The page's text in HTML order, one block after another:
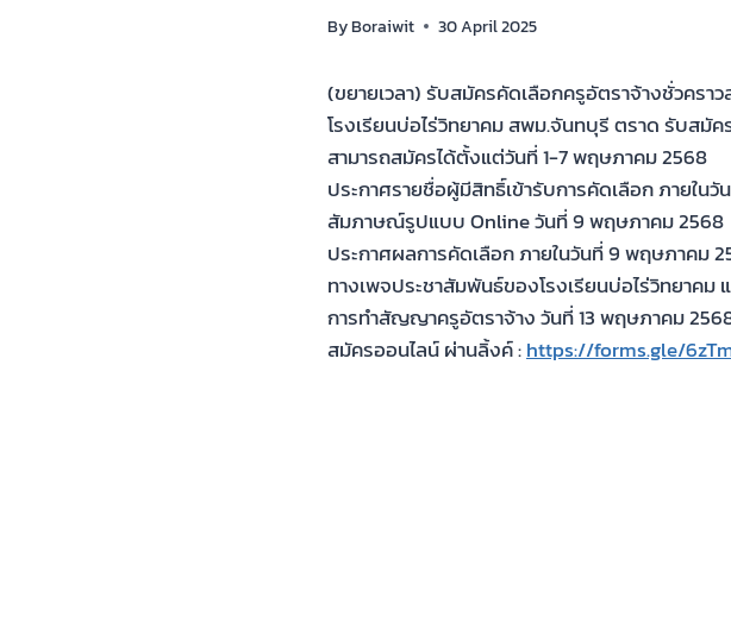
ByBoraiwit 30 April 2025
(ขยายเวลา) รับสมัครคัดเลือกครูอัตราจ้างชั่วครา
โรงเรียนบ่อไร่วิทยาคม สพม.จันทบุรี ตราด รับสมั
สามารถสมัครได้ตั้งแต่วันที่ 1-7 พฤษภาคม 2568
ประกาศรายชื่อผู้มีสิทธิ์เข้ารับการคัดเลือก ภายใน
สัมภาษณ์รูปแบบ Online วันที่ 9 พฤษภาคม 2568
ประกาศผลการคัดเลือก ภายในวันที่ 9 พฤษภาคม
ทางเพจประชาสัมพันธ์ของโรงเรียนบ่อไร่วิทยาคม
การทำสัญญาครูอัตราจ้าง วันที่ 13 พฤษภาคม
สมัครออนไลน์ ผ่านลิ้งค์ :https://forms.gle/